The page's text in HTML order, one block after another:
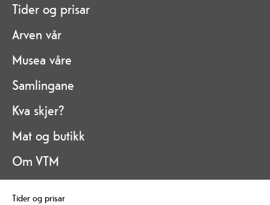
Tider og prisar
Arven vår
Musea våre
Samlingane
Kva skjer?
Mat og butikk
Om VTM
Tider og prisar